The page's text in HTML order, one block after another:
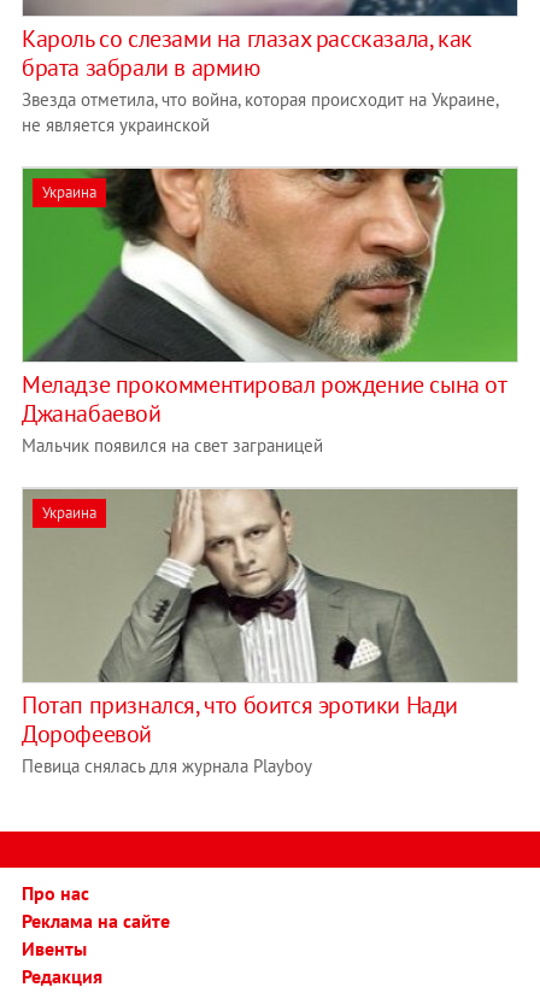
Кароль со слезами на глазах рассказала, как
брата забрали в армию
Звезда отметила, что война, которая происходит на Украине,
не является украинской
Украина
Меладзе прокомментировал рождение сына от
Джанабаевой
Мальчик появился на свет заграницей
Украина
Потап признался, что боится эротики Нади
Дорофеевой
Певица снялась для журнала Playboy
Про нас
Реклама на сайте
Ивенты
Редакция